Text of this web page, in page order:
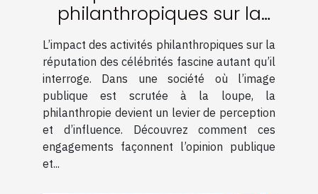
philanthropiques sur la
réputation des célébrités
L’impact des activités philanthropiques sur la
réputation des célébrités fascine autant qu’il
interroge. Dans une société où l’image
publique est scrutée à la loupe, la
philanthropie devient un levier de perception
et d’influence. Découvrez comment ces
engagements façonnent l’opinion publique
et...